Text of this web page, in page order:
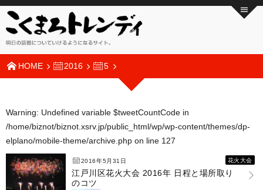
HOME 2016 5
Warning: Undefined variable $tweetCountCode in
/home/biznot/biznot.xsrv.jp/public_html/wp/wp-content/themes/dp-
elplano/mobile-theme/archive.php on line 127
2016年5月31日 花火大会
江戸川区花火大会 2016年 日程と場所取り
のコツ